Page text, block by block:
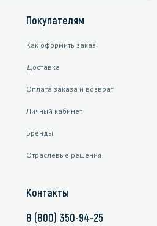
Покупателям
Как оформить заказ
Доставка
Оплата заказа и возврат
Личный кабинет
Бренды
Отраслевые решения
Контакты
8 (800) 350-94-25